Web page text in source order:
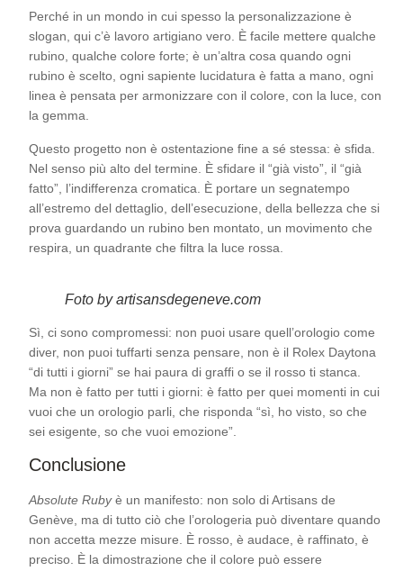
Perché in un mondo in cui spesso la personalizzazione è
slogan, qui c’è lavoro artigiano vero. È facile mettere qualche
rubino, qualche colore forte; è un’altra cosa quando ogni
rubino è scelto, ogni sapiente lucidatura è fatta a mano, ogni
linea è pensata per armonizzare con il colore, con la luce, con
la gemma.
Questo progetto non è ostentazione fine a sé stessa: è sfida.
Nel senso più alto del termine. È sfidare il “già visto”, il “già
fatto”, l’indifferenza cromatica. È portare un segnatempo
all’estremo del dettaglio, dell’esecuzione, della bellezza che si
prova guardando un rubino ben montato, un movimento che
respira, un quadrante che filtra la luce rossa.
Foto by artisansdegeneve.com
Sì, ci sono compromessi: non puoi usare quell’orologio come
diver, non puoi tuffarti senza pensare, non è il Rolex Daytona
“di tutti i giorni” se hai paura di graffi o se il rosso ti stanca.
Ma non è fatto per tutti i giorni: è fatto per quei momenti in cui
vuoi che un orologio parli, che risponda “sì, ho visto, so che
sei esigente, so che vuoi emozione”.
Conclusione
Absolute Rubyè un manifesto: non solo di Artisans de
Genève, ma di tutto ciò che l’orologeria può diventare quando
non accetta mezze misure. È rosso, è audace, è raffinato, è
preciso. È la dimostrazione che il colore può essere